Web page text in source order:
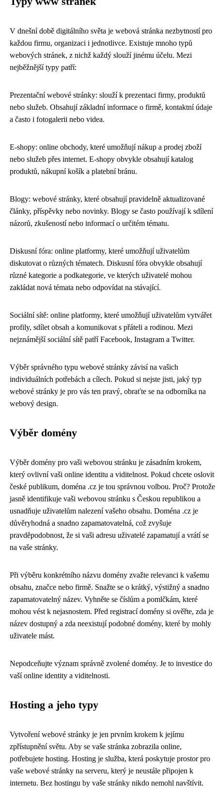
V dnešní době digitálního světa je webová stránka nezbytností pro
každou firmu, organizaci i jednotlivce. Existuje mnoho typů
webových stránek, z nichž každý slouží jinému účelu. Mezi
nejběžnější typy patří:
Prezentační webové stránky: slouží k prezentaci firmy, produktů
nebo služeb. Obsahují základní informace o firmě, kontaktní údaje
a často i fotogalerii nebo videa.
E-shopy: online obchody, které umožňují nákup a prodej zboží
nebo služeb přes internet. E-shopy obvykle obsahují katalog
produktů, nákupní košík a platební bránu.
Blogy: webové stránky, které obsahují pravidelně aktualizované
články, příspěvky nebo novinky. Blogy se často používají k sdílení
názorů, zkušeností nebo informací o určitém tématu.
Diskusní fóra: online platformy, které umožňují uživatelům
diskutovat o různých tématech. Diskusní fóra obvykle obsahují
různé kategorie a podkategorie, ve kterých uživatelé mohou
zakládat nová témata nebo odpovídat na stávající.
Sociální sítě: online platformy, které umožňují uživatelům vytvářet
profily, sdílet obsah a komunikovat s přáteli a rodinou. Mezi
nejznámější sociální sítě patří Facebook, Instagram a Twitter.
Výběr správného typu webové stránky závisí na vašich
individuálních potřebách a cílech. Pokud si nejste jisti, jaký typ
webové stránky je pro vás ten pravý, obraťte se na odborníka na
webový design.
Výběr domény
Výběr domény pro vaši webovou stránku je zásadním krokem,
který ovlivní vaši online identitu a viditelnost. Pokud chcete oslovit
české publikum, doména .cz je tou správnou volbou. Proč? Protože
jasně identifikuje vaši webovou stránku s Českou republikou a
usnadňuje uživatelům nalezení vašeho obsahu. Doména .cz je
důvěryhodná a snadno zapamatovatelná, což zvyšuje
pravděpodobnost, že si vaši adresu uživatelé zapamatují a vrátí se
na vaše stránky.
Při výběru konkrétního názvu domény zvažte relevanci k vašemu
obsahu, značce nebo firmě. Snažte se o krátký, výstižný a snadno
zapamatovatelný název. Vyhněte se číslům a pomlčkám, které
mohou vést k nejasnostem. Před registrací domény si ověřte, zda je
název dostupný a zda neexistují podobné domény, které by mohly
uživatele mást.
Nepodceňujte význam správně zvolené domény. Je to investice do
vaší online identity a viditelnosti.
Hosting a jeho typy
Vytvoření webové stránky je jen prvním krokem k jejímu
zpřístupnění světu. Aby se vaše stránka zobrazila online,
potřebujete hosting. Hosting je služba, která poskytuje prostor pro
vaše webové stránky na serveru, který je neustále připojen k
internetu. Bez hostingu by vaše stránky nikdo nemohl navštívit.